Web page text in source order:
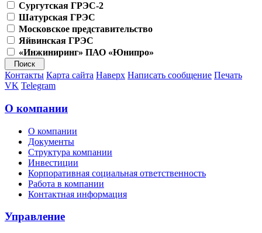
Сургутская ГРЭС-2
Шатурская ГРЭС
Московское представительство
Яйвинская ГРЭС
«Инжиниринг» ПАО «Юнипро»
Контакты Карта сайта Наверх Написать сообщение Печать
VK Telegram
О компании
О компании
Документы
Структура компании
Инвестиции
Корпоративная социальная ответственность
Работа в компании
Контактная информация
Управление